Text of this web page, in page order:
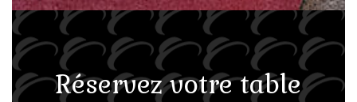
Réservez votre table